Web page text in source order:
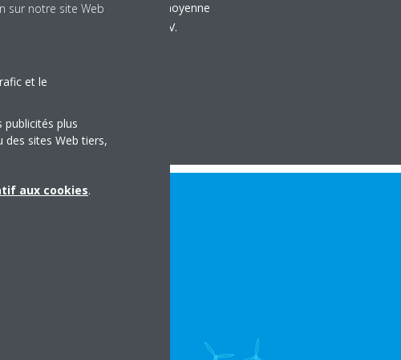
commerciales de moyenne
en œuvre notre gamme VRV.
sur notre site Web
et le
publicités plus
sites Web tiers,
aux cookies.